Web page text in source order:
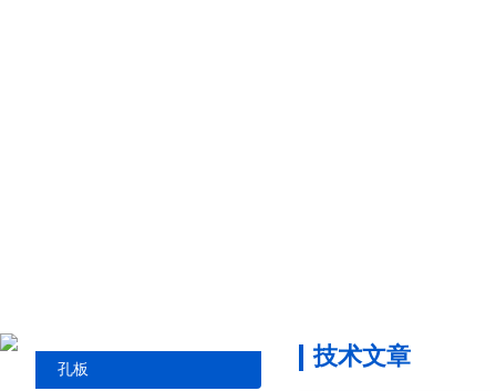
孔板 技术文章